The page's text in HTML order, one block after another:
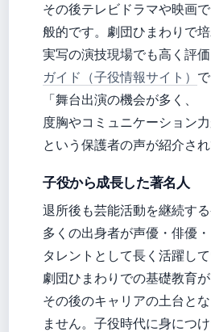
その後テレビドラマや映画
般的です。劇団ひまわりで
実写の演技現場でも高く評価
ガイド（子役情報サイト）
「舞台出演の機会が多く、
度胸やコミュニケーション力
という保護者の声が紹介され
子役から成長した著名人
退所後も芸能活動を継続する
多くの出身者が声優・俳優・
タレントとして長く活躍して
劇団ひまわりでの基礎教育が
その後のキャリアの土台と
ません。子役時代に身につ